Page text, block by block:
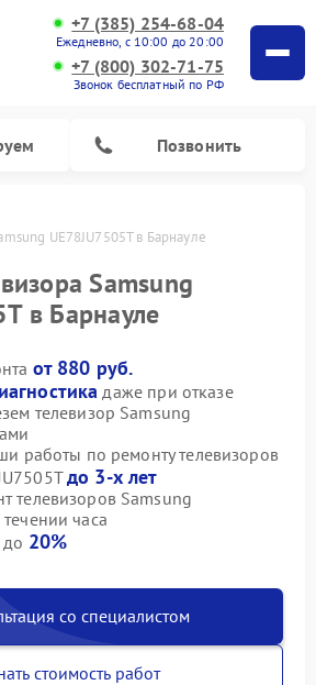
+7 (385) 254-68-04
Ежедневно, с 10:00 до 20:00
+7 (800) 302-71-75
Звонок бесплатный по РФ
Позвонить
UE78JU7505T в Барнауле
Samsung
в Барнауле
от 880 руб.
даже при отказе
телевизор Samsung
работы по ремонту телевизоров
до 3-х лет
телевизоров Samsung
часа
20%
со специалистом
стоимость работ